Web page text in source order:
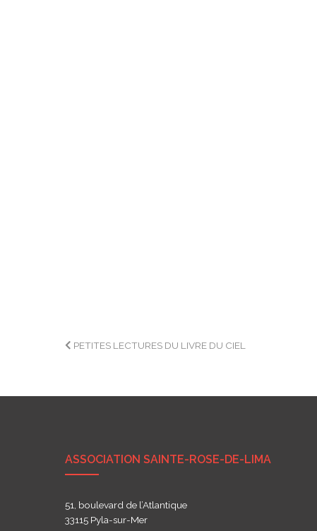
Navigation
PETITES LECTURES DU LIVRE DU CIEL
ASSOCIATION SAINTE-ROSE-DE-LIMA
51, boulevard de l’Atlantique
33115 Pyla-sur-Mer